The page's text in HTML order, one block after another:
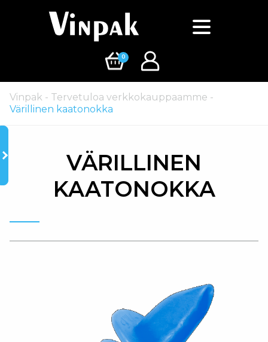
0
Vinpak - Tervetuloa verkkokauppaamme -
Värillinen kaatonokka
VÄRILLINEN
KAATONOKKA